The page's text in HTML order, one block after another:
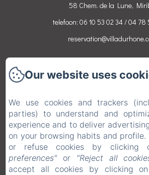
58 Chem. de la Lune,
telefoon: 06 10 53 02 34 / 04 78
Chambres
Contact
Wettelijke informatie
EN
FR DE NL
Our website uses
We use cookies and trackers
parties) to understand and
experience and to deliver
on your browsing habits and profile.
or refuse cookies by clicking
preferences" or "Reject all
accept all cookies by clicking